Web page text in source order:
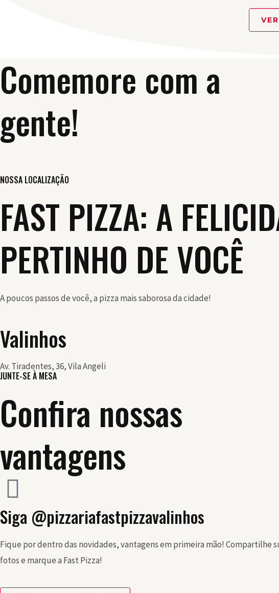
Comemore com a
gente!
NOSSA LOCALIZAÇÃO
FAST PIZZA: A
PERTINHO DE VOCÊ
A poucos passos de você, a pizza mais saborosa da cidade!
Valinhos
Av. Tiradentes, 36, Vila Angeli
JUNTE-SE À MESA
Confira nossas
vantagens
Siga @pizzariafastpizzavalinhos
Fique por dentro das novidades, vantagens em primeira mão! Compartilhe
fotos e marque a Fast Pizza!